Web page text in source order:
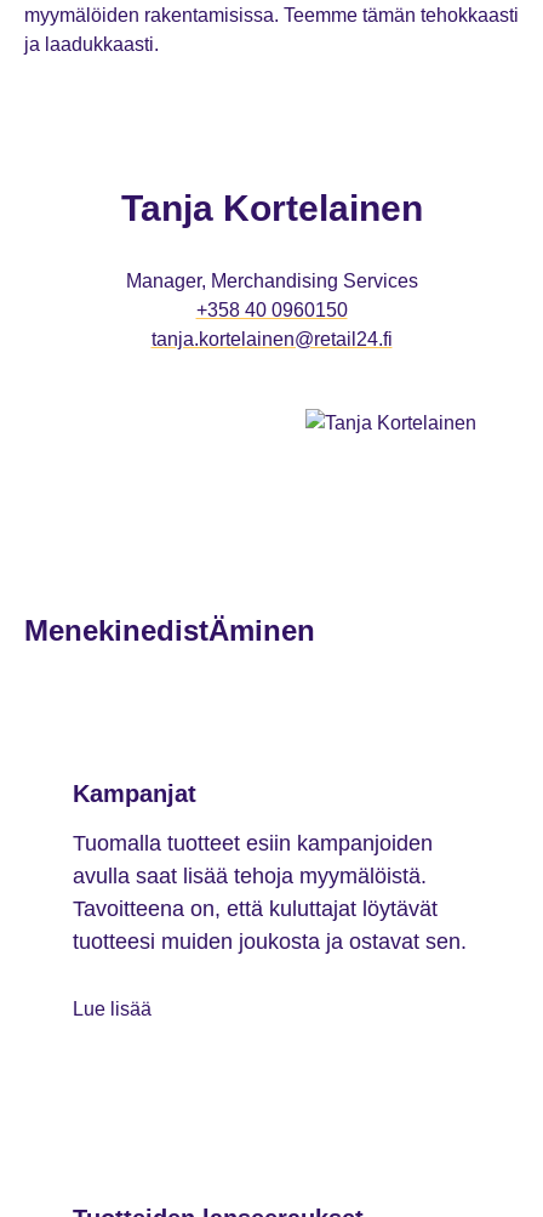
myymälöiden rakentamisissa. Teemme tämän tehokkaasti
ja laadukkaasti.
Tanja Kortelainen
Manager, Merchandising Services
+358 40 0960150
tanja.kortelainen@retail24.fi
MenekinedistÄminen
Kampanjat
Tuomalla tuotteet esiin kampanjoiden
avulla saat lisää tehoja myymälöistä.
Tavoitteena on, että kuluttajat löytävät
tuotteesi muiden joukosta ja ostavat sen.
Lue lisää